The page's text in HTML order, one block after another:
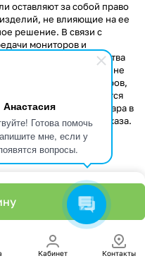
Анастасия
Готова помочь
мне, если у
вопросы.
Кабинет Контакты
оставляют за собой право
не влияющие на ее
решение. В связи с
мониторов и
некоторые свойства
продукции могут не
сайте. Стоимость товаров,
распространяется
заказа данного товара в
при оформлении заказа.